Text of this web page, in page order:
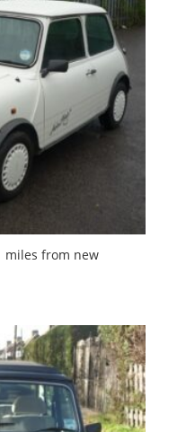
miles from new